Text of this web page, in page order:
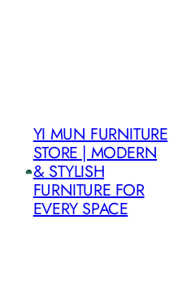
YI MUN FURNITURE
STORE | MODERN
& STYLISH
FURNITURE FOR
EVERY SPACE